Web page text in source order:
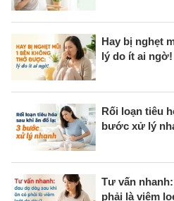
Hay bị nghẹt
lý do ít ai ngờ!
Rối loạn tiêu
bước xử lý
Tư vấn
phải là viêm